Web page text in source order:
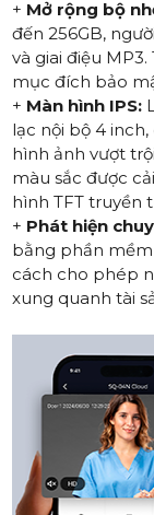
+ Mở rộng bộ
đến 256GB,
và giai điệu
mục đích bảo
+ Màn hình IPS:
lạc nội bộ 4
hình ảnh vượt
màu sắc được
hình TFT truyền
+ Phát hiện
bằng phần
cách cho phép
xung quanh tài